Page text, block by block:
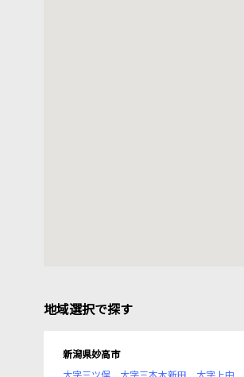
地域選択で探す
新潟県妙高市
大字三ツ俣
大字三本木新田 大字上中